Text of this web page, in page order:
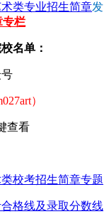
类专业招生简章发
专栏
名单：
）
查看
校考招生简章专题
格线及录取分数线